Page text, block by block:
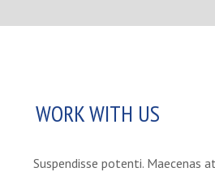
WORK WITH US
Suspendisse potenti. Maecenas